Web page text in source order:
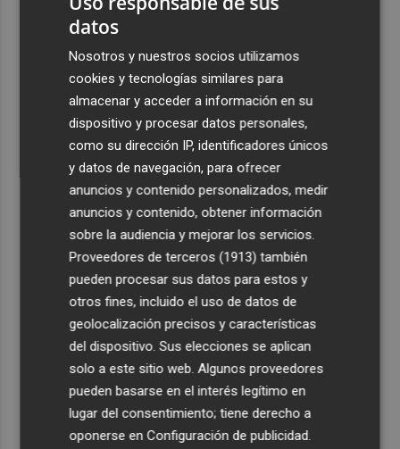
datos
Nosotros y nuestros socios utilizamos
cookies y tecnologías similares para
almacenar y acceder a información en su
dispositivo y procesar datos personales,
como su dirección IP, identificadores únicos
y datos de navegación, para ofrecer
anuncios y contenido personalizados, medir
anuncios y contenido, obtener información
sobre la audiencia y mejorar los servicios.
Proveedores de terceros (1913) también
pueden procesar sus datos para estos y
otros fines, incluido el uso de datos de
geolocalización precisos y características
del dispositivo. Sus elecciones se aplican
solo a este sitio web. Algunos proveedores
pueden basarse en el interés legítimo en
lugar del consentimiento; tiene derecho a
oponerse enConfiguración de publicidad.